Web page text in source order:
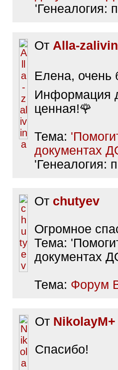
'Генеалогия:
От Alla-
Елена, очень
Информация
ценная!🌹
Тема:
документах
'Генеалогия:
От chutyev
Огромное
Тема:
документах
Тема: Форум
От NikolayM+
Спасибо!